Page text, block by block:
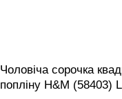
Чоловіча сорочка
попліну Н&М (58403)